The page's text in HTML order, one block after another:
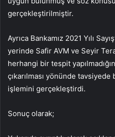
gerçekleştirilmiştir.
Ayrıca Bankamız 2021 Yılı
yerinde Safir AVM ve Seyir
herhangi bir tespit
çıkarılması yönünde
işlemini gerçekleştirdi.
Sonuç olarak;